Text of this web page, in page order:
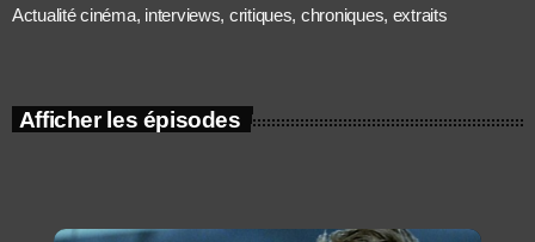
Actualité cinéma, interviews, critiques, chroniques, extraits
Afficher les épisodes